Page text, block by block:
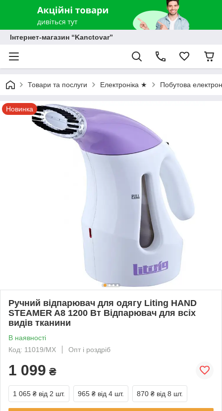
Інтернет-магазин “Kanctovar”
Товари та послуги Електроніка ★ Побутова
Новинка
Ручний відпарювач для одягу Liting HAND
STEAMER A8 1200 Вт Відпарювач для всіх
видів тканини
В наявності
Код: 11019/MX
Опт і роздріб
1 099 ₴
1 065 ₴ від 2 шт. 965 ₴ від 4 шт. 870 ₴ від 8 шт.